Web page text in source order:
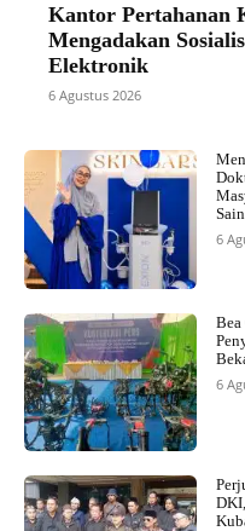
Kantor Pertahanan
Mengadakan
Elektronik
6 Agustus 2026
6
6